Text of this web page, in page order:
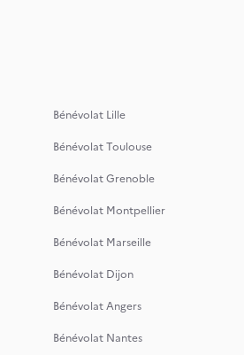
Bénévolat Lille
Bénévolat Toulouse
Bénévolat Grenoble
Bénévolat Montpellier
Bénévolat Marseille
Bénévolat Dijon
Bénévolat Angers
Bénévolat Nantes